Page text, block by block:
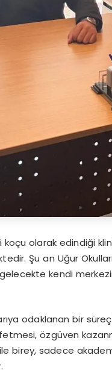
koçu olarak edindiği
Şu an Uğur
kendi
odaklanan bir
özgüven
birey, sadece